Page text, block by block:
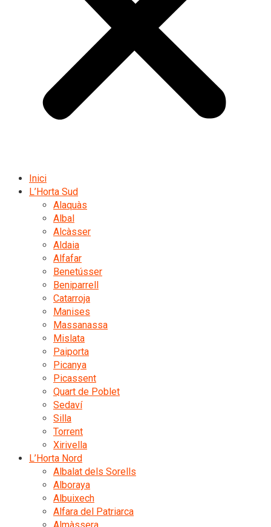
Inici
L’Horta Sud
Alaquàs
Albal
Alcàsser
Aldaia
Alfafar
Benetússer
Beniparrell
Catarroja
Manises
Massanassa
Mislata
Paiporta
Picanya
Picassent
Quart de Poblet
Sedaví
Silla
Torrent
Xirivella
L’Horta Nord
Albalat dels Sorells
Alboraya
Albuixech
Alfara del Patriarca